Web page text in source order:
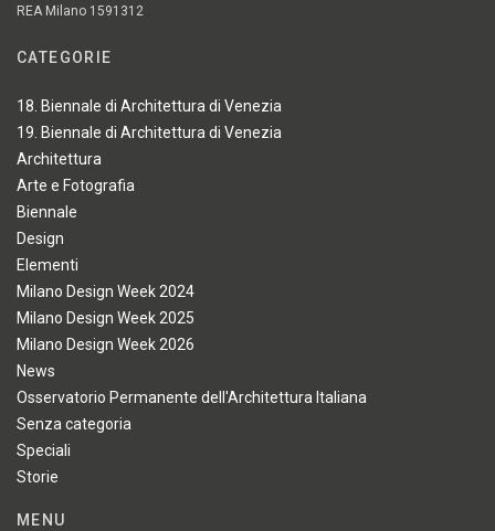
REA Milano 1591312
CATEGORIE
18. Biennale di Architettura di Venezia
19. Biennale di Architettura di Venezia
Architettura
Arte e Fotografia
Biennale
Design
Elementi
Milano Design Week 2024
Milano Design Week 2025
Milano Design Week 2026
News
Osservatorio Permanente dell'Architettura Italiana
Senza categoria
Speciali
Storie
MENU